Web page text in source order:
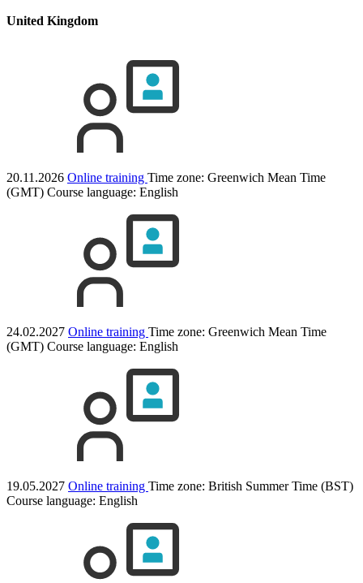
United Kingdom
20.11.2026 Online training Time zone: Greenwich Mean Time
(GMT) Course language: English
24.02.2027 Online training Time zone: Greenwich Mean Time
(GMT) Course language: English
19.05.2027 Online training Time zone: British Summer Time (BST)
Course language: English